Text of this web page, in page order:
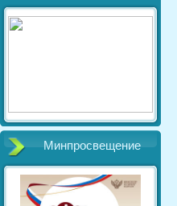
Минпросвещение